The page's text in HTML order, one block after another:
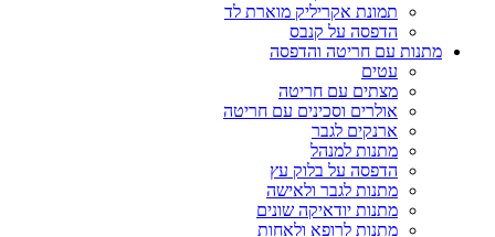
תמונת אקריליק מוארת לד
הדפסה על קנבס
מתנות עם חריטה והדפסה
עטים
מצתים עם חריטה
אולרים וסכינים עם חריטה
ארנקים לגבר
מתנות למנהל
הדפסה על בלוק עץ
מתנות לגבר ולאישה
מתנות יודאיקה שונים
מתנות לרופא ולאחות